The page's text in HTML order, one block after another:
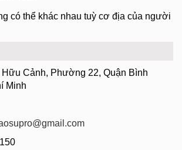
có thể khác nhau tuỳ cơ địa của người
Hữu Cảnh, Phường 22, Quận Bình
Minh